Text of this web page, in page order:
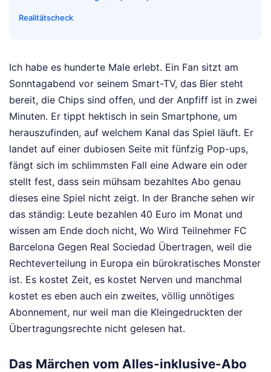
Realitätscheck
Ich habe es hunderte Male erlebt. Ein Fan sitzt am
Sonntagabend vor seinem Smart-TV, das Bier steht
bereit, die Chips sind offen, und der Anpfiff ist in zwei
Minuten. Er tippt hektisch in sein Smartphone, um
herauszufinden, auf welchem Kanal das Spiel läuft. Er
landet auf einer dubiosen Seite mit fünfzig Pop-ups,
fängt sich im schlimmsten Fall eine Adware ein oder
stellt fest, dass sein mühsam bezahltes Abo genau
dieses eine Spiel nicht zeigt. In der Branche sehen wir
das ständig: Leute bezahlen 40 Euro im Monat und
wissen am Ende doch nicht, Wo Wird Teilnehmer FC
Barcelona Gegen Real Sociedad Übertragen, weil die
Rechteverteilung in Europa ein bürokratisches Monster
ist. Es kostet Zeit, es kostet Nerven und manchmal
kostet es eben auch ein zweites, völlig unnötiges
Abonnement, nur weil man die Kleingedruckten der
Übertragungsrechte nicht gelesen hat.
Das Märchen vom Alles-inklusive-Abo